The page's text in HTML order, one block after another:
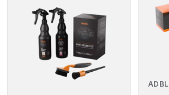
ADBL